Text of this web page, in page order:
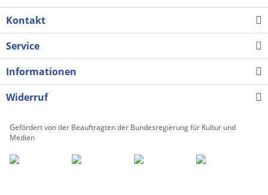
Kontakt
Service
Informationen
Widerruf
Gefördert von der Beauftragten der Bundesregierung für Kultur und
Medien